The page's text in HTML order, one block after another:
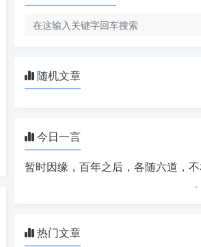
随机文章
今日一言
暂时因缘，百年之后，各随六道，不
-
热门文章